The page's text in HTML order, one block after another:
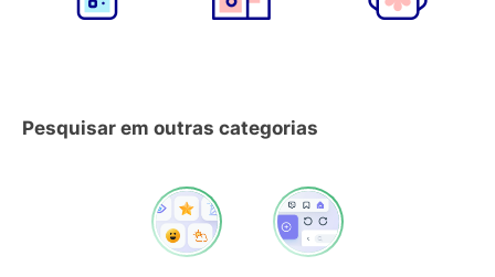
Pesquisar em outras categorias